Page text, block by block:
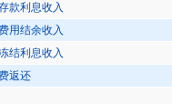
款利息收入
用结余收入
结利息收入
返还